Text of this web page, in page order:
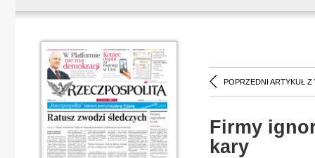
POPRZEDNI ARTYKUŁ Z
Firmy
kary